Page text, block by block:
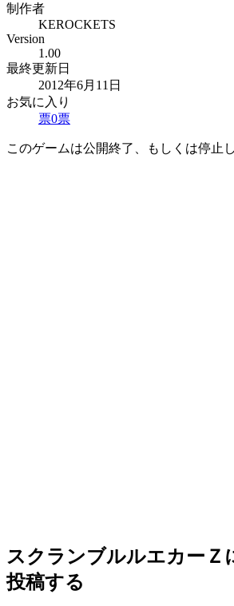
制作者
KEROCKETS
Version
1.00
最終更新日
2012年6月11日
お気に入り
票0票
このゲームは公開終了、もしくは停止
スクランブルルエカーＺ
投稿する